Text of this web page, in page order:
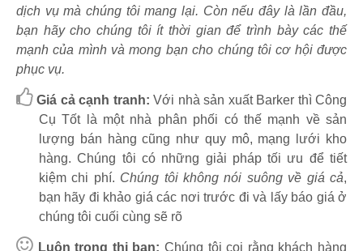
dịch vụ mà chúng tôi mang lại. Còn nếu đây là lần đầu,
bạn hãy cho chúng tôi ít thời gian để trình bày các thế
mạnh của mình và mong bạn cho chúng tôi cơ hội được
phục vụ.
Giá cả cạnh tranh: Với nhà sản xuất Barker thì Công
Cụ Tốt là một nhà phân phối có thế mạnh về sản
lượng bán hàng cũng như quy mô, mạng lưới kho
hàng. Chúng tôi có những giải pháp tối ưu để tiết
kiệm chi phí. Chúng tôi không nói suông về giá cả,
bạn hãy đi khảo giá các nơi trước đi và lấy báo giá ở
chúng tôi cuối cùng sẽ rõ
Luôn trọng thị bạn: Chúng tôi coi rằng khách hàng